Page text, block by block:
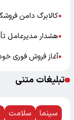
●کالابرگ دامن
●هشدار مدیرعامل
●آغاز فروش فوری
تبلیغات متنی
سینما سلامت